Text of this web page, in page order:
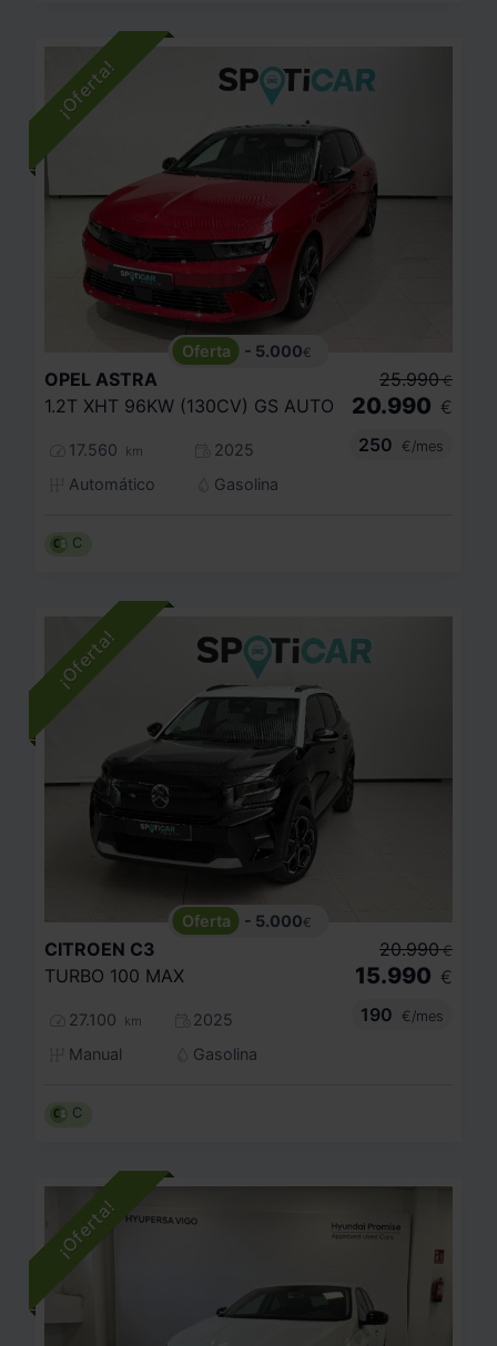
- 5.000€
OPEL ASTRA
1.2T XHT 96KW (130CV) GS AUTO
17.560 km
2025
Automático
Gasolina
25.990 €
20.990 €
250
€/mes
C
- 5.000€
CITROEN C3
TURBO 100 MAX
27.100 km
2025
Manual
Gasolina
20.990 €
15.990 €
190
€/mes
C